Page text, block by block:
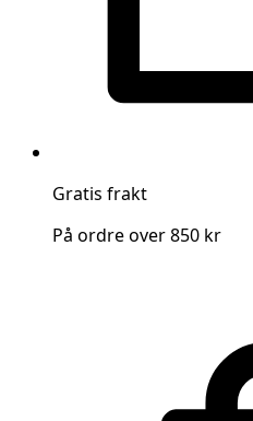
Gratis frakt
På ordre over 850 kr